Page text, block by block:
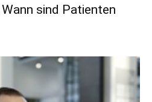
sind Patienten